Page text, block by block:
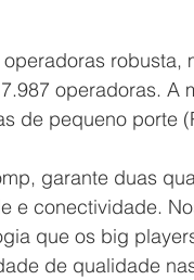
robusta,
operadoras. A
de pequeno porte
garante duas
e conectividade.
que os big
de qualidade